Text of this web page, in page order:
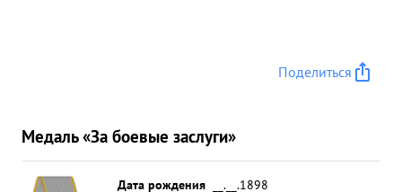
Поделиться
Медаль «За боевые заслуги»
Дата рождения __.__.1898